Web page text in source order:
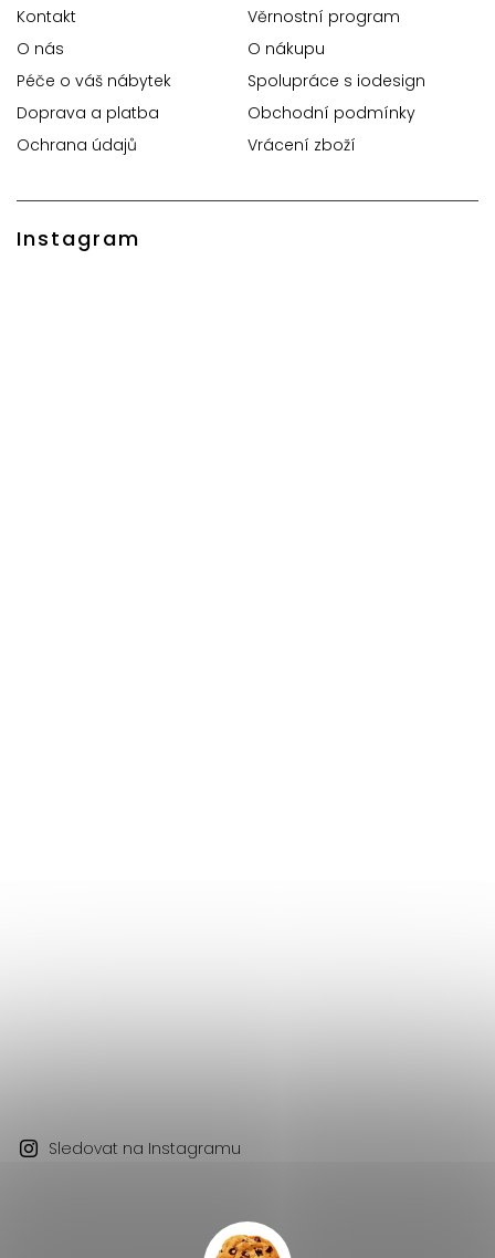
Kontakt
Věrnostní program
O nás
O nákupu
Péče o váš nábytek
Spolupráce s iodesign
Doprava a platba
Obchodní podmínky
Ochrana údajů
Vrácení zboží
Instagram
Sledovat na Instagramu